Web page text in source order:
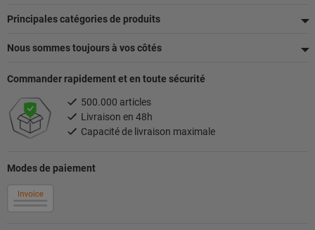
page
Principales catégories de produits
Nous sommes toujours à vos côtés
Modes de paiement
Commander rapidement et en toute sécurité
500.000 articles
Livraison en 48h
Capacité de livraison maximale